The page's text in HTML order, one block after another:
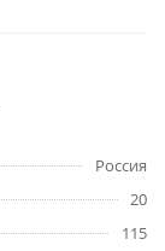
Россия
20
115